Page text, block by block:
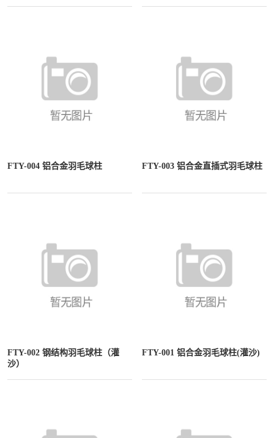
FTY-004 铝合金羽毛球柱 FTY-003 铝合金直插式羽毛球柱
FTY-002 钢结构羽毛球柱（灌
沙）
FTY-001 铝合金羽毛球柱(灌沙)